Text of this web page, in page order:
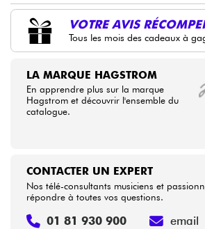
HiFi
Packs
Voir nos marques
VOTRE AVIS
Tous les mois des cadeaux à
LA MARQUE HAGSTROM
En apprendre plus sur la marque
Hagstrom et découvrir l'ensemble du
catalogue.
CONTACTER UN EXPERT
Nos télé-consultants musiciens et
répondre à toutes vos questions.
01 81 930 900 email